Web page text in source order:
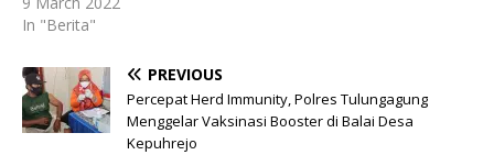
In "Berita"
PREVIOUS
Percepat Herd Immunity, Polres Tulungagung
Menggelar Vaksinasi Booster di Balai Desa
Kepuhrejo